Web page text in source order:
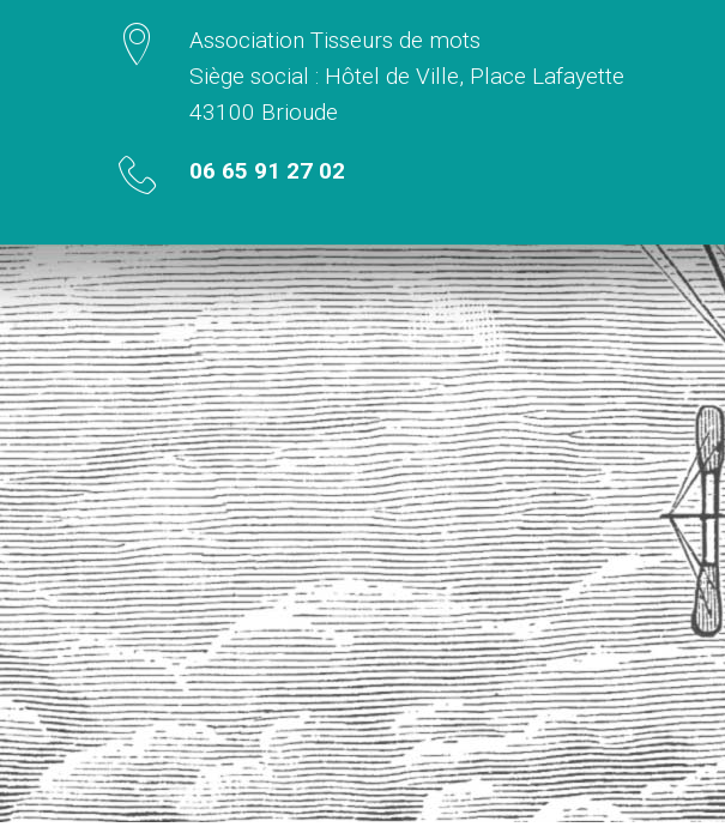
Association Tisseurs de mots
Siège social : Hôtel de Ville, Place Lafayette
43100 Brioude
06 65 91 27 02